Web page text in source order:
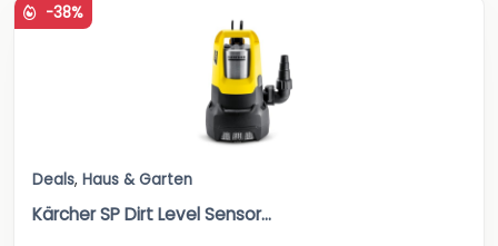
-38%
Deals, Haus & Garten
Kärcher SP Dirt Level Sensor...